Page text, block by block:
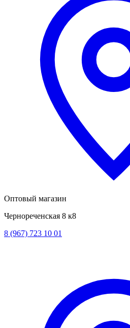
Оптовый магазин
Чернореченская 8 к8
8 (967) 723 10 01